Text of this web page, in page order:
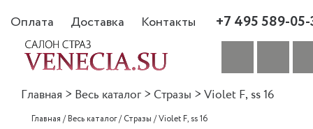
Оплата Доставка Контакты +7 495 589-
Главная > Весь каталог > Стразы > Violet F, ss 16
Главная /Весь каталог/Стразы /Violet F, ss 16